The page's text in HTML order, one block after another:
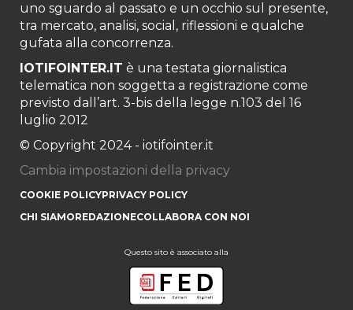
uno sguardo al passato e un occhio sul presente,
tra mercato, analisi, social, riflessioni e qualche
gufata alla concorrenza.
IOTIFOINTER.IT è una testata giornalistica
telematica non soggetta a registrazione come
previsto dall’art. 3-bis della legge n.103 del 16
luglio 2012
© Copyright 2024 - iotifointer.it
Cambia impostazioni della privacy
COOKIE POLICYPRIVACY POLICY
CHI SIAMOREDAZIONECOLLABORA CON NOI
Questo sito è associato alla